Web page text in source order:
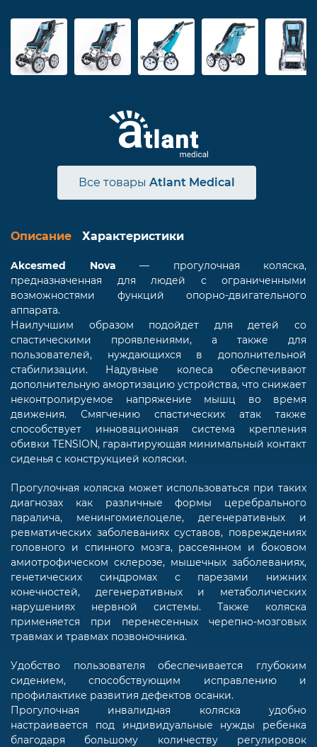
Все товары Atlant Medical
Описание Характеристики
Akcesmed Nova — прогулочная коляска,
предназначенная для людей с ограниченными
возможностями функций опорно-двигательного
аппарата.
Наилучшим образом подойдет для детей со
спастическими проявлениями, а также для
пользователей, нуждающихся в дополнительной
стабилизации. Надувные колеса обеспечивают
дополнительную амортизацию устройства, что снижает
неконтролируемое напряжение мышц во время
движения. Смягчению спастических атак также
способствует инновационная система крепления
обивки TENSION, гарантирующая минимальный контакт
сиденья с конструкцией коляски.
Прогулочная коляска может использоваться при таких
диагнозах как различные формы церебрального
паралича, менингомиелоцеле, дегенеративных и
ревматических заболеваниях суставов, повреждениях
головного и спинного мозга, рассеянном и боковом
амиотрофическом склерозе, мышечных заболеваниях,
генетических синдромах с парезами нижних
конечностей, дегенеративных и метаболических
нарушениях нервной системы. Также коляска
применяется при перенесенных черепно-мозговых
травмах и травмах позвоночника.
Удобство пользователя обеспечивается глубоким
сидением, способствующим исправлению и
профилактике развития дефектов осанки.
Прогулочная инвалидная коляска удобно
настраивается под индивидуальные нужды ребенка
благодаря большому количеству регулировок